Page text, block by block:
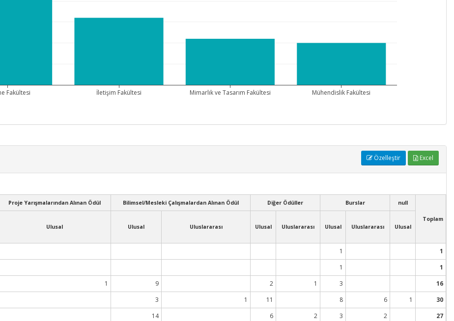
Fakültesi İletişim Fakültesi Mimarlık ve Tasarım Fakültesi Mühendislik Fakültesi
Özelleştir Excel
Proje Yarışmalarından Alınan Ödül Bilimsel/Mesleki Çalışmalardan Alınan Ödül Diğer Ödüller Burslar null
Toplam
Ulusal
Ulusal Uluslararası Ulusal Uluslararası Ulusal Uluslararası
Ulusal
1 1
1 1
1 9 2 1 3 16
3 1 11 8 6 1 30
14 6 2 3 2 27